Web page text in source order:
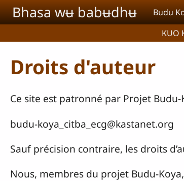
Aller au contenu principal
Bhasa wʉ babʉdhʉ Budu
KUO
Droits d'auteur
Ce site est patronné par Projet Budu-
budu-koya_citba_ecg@kastanet.org
Sauf précision contraire, les droits
Nous, membres du projet Budu-